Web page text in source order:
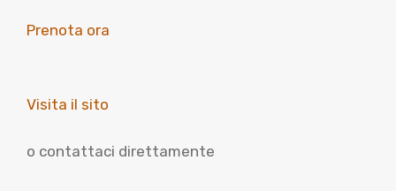
Prenota ora
Visita il sito
o contattaci direttamente